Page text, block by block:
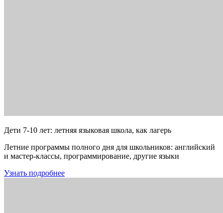
Дети 7-10 лет: летняя языковая школа, как лагерь
Летние программы полного дня для школьников: английский
и мастер-классы, программирование, другие языки
Узнать подробнее